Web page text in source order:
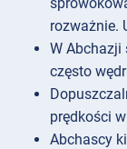
rozważnie.
W Abchazji
często
prędkości
Abchascy